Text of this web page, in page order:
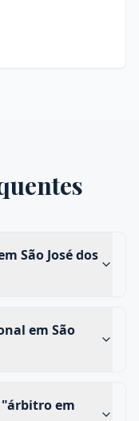
São José dos
em São
"árbitro em